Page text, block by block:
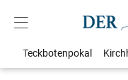
Teckbotenpokal